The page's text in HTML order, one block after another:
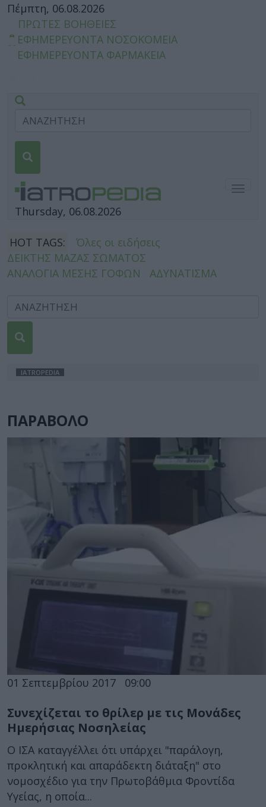
Πέμπτη, 06.08.2026
ΠΡΩΤΕΣ ΒΟΗΘΕΙΕΣ
ΕΦΗΜΕΡΕΥΟΝΤΑ ΝΟΣΟΚΟΜΕΙΑ
ΕΦΗΜΕΡΕΥΟΝΤΑ ΦΑΡΜΑΚΕΙΑ
Thursday, 06.08.2026
HOT TAGS:
Όλες οι ειδήσεις
ΔΕΙΚΤΗΣ ΜΑΖΑΣ ΣΩΜΑΤΟΣ
ΑΝΑΛΟΓΙΑ ΜΕΣΗΣ ΓΟΦΩΝ
ΑΔΥΝΑΤΙΣΜΑ
IATROPEDIA
ΠΑΡΑΒΟΛΟ
01 Σεπτεμβρίου 2017 09:00
Συνεχίζεται το θρίλερ με τις Μονάδες
Ημερήσιας Νοσηλείας
Ο ΙΣΑ καταγγέλλει ότι υπάρχει "παράλογη,
προκλητική και απαράδεκτη διάταξη" στο
νομοσχέδιο για την Πρωτοβάθμια Φροντίδα
Υγείας, η οποία...